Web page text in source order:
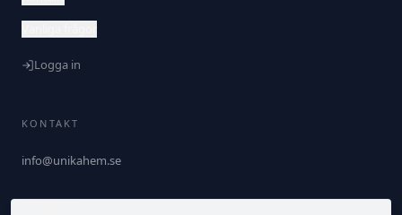
Logga in
KONTAKT
info@unikahem.se